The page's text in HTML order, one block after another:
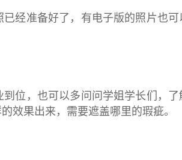
准备好了，有电子版的照片也可
，也可以多问问学姐学长们，了
效果出来，需要遮盖哪里的瑕疵。